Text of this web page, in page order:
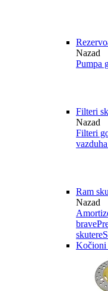
Nazad
Pumpa
Filteri
Nazad
Filteri
Ram
Nazad
brave
skutere
Kočioni